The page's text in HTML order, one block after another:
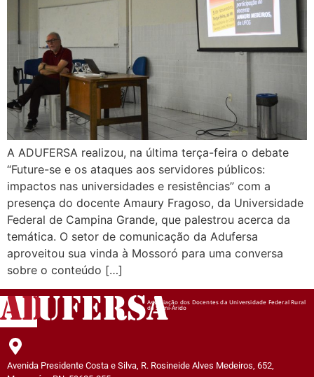
A ADUFERSA realizou, na última terça-feira o debate
“Future-se e os ataques aos servidores públicos:
impactos nas universidades e resistências” com a
presença do docente Amaury Fragoso, da Universidade
Federal de Campina Grande, que palestrou acerca da
temática. O setor de comunicação da Adufersa
aproveitou sua vinda à Mossoró para uma conversa
sobre o conteúdo […]
ADUFERSAAssociação dos Docentes da Universidade Federal Rural
do Semi-Árido
Avenida Presidente Costa e Silva, R. Rosineide Alves Medeiros, 652,